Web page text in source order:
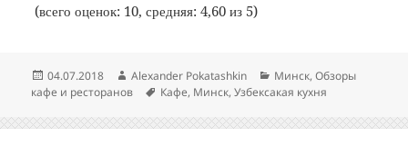
(всего оценок: 10, средняя: 4,60 из 5)
Опубликовано
04.07.2018 Автор
Alexander Pokatashkin Рубрики
Минск,Обзоры
кафе и ресторанов
Метки
Кафе, Минск,Узбексакая кухня